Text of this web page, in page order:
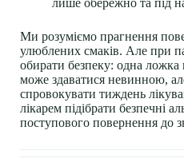
Ми розуміємо прагнення
улюблених смаків. Але при
обирати безпеку: одна ложка
може здаватися невинною,
спровокувати тиждень
лікарем підібрати безпечні
поступового повернення до